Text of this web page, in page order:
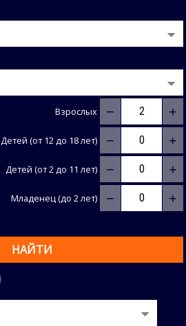
Взрослых − +
Детей (от 12 до 18 лет) − +
Детей (от 2 до 11 лет) − +
Младенец (до 2 лет) − +
НАЙТИ